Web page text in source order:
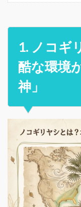
1. ノコギ
酷な環境
神」